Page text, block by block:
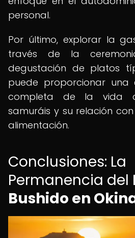
personal.
Por último, explorar la
través de la
degustación de platos
puede proporcionar una
completa de la vida
samuráis y su relación
alimentación.
Conclusiones: La
Permanencia del
Bushido en